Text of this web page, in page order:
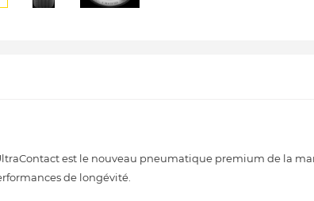
est le nouveau pneumatique premium de la
de longévité.